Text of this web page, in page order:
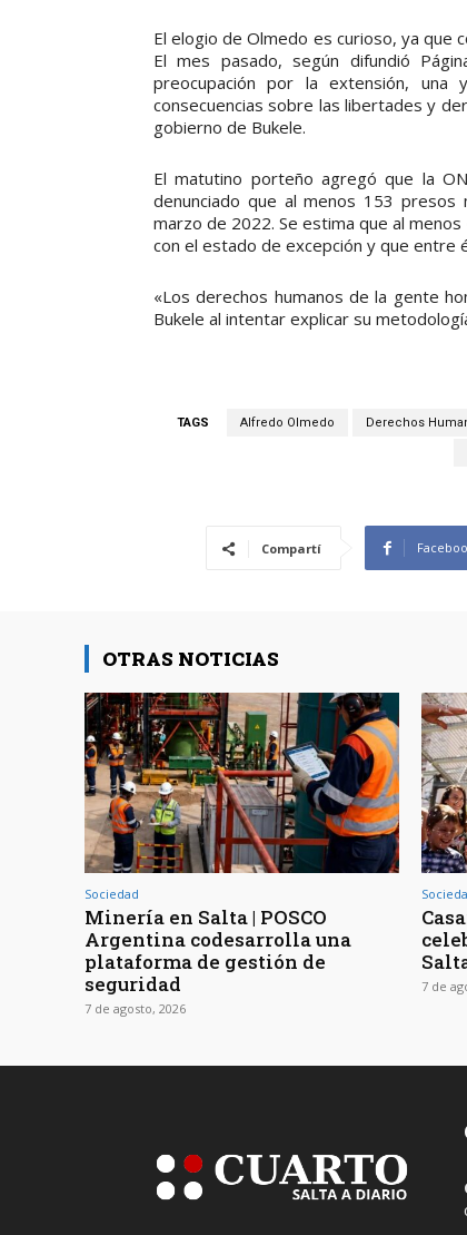
El elogio de Olmedo es curioso, ya que
El mes pasado, según difundió
preocupación por la extensión,
consecuencias sobre las libertades y
gobierno de Bukele.
El matutino porteño agregó que la
denunciado que al menos 153
marzo de 2022. Se estima que al
con el estado de excepción y que entre
«Los derechos humanos de la gente
Bukele al intentar explicar su
TAGS Alfredo Olmedo Derechos
Compartí
OTRAS NOTICIAS
Sociedad
Minería en Salta | POSCO
Argentina codesarrolla una
plataforma de gestión de
seguridad
7 de agosto, 2026
7 de